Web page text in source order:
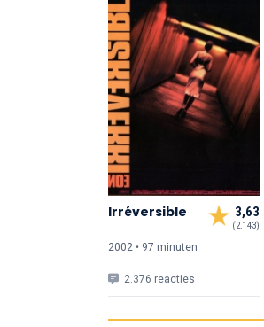
3,63
(2.143)
Irréversible
2002 • 97 minuten
2.376 reacties